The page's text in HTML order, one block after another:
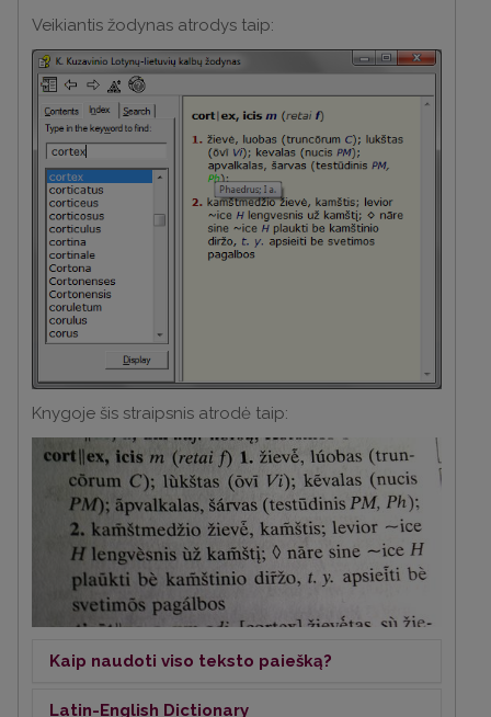
Veikiantis žodynas atrodys taip:
Knygoje šis straipsnis atrodė taip:
Kaip naudoti viso teksto paiešką?
Programos kortelėje „Search“ įrašykite lietuvišką
Latin-English Dictionary